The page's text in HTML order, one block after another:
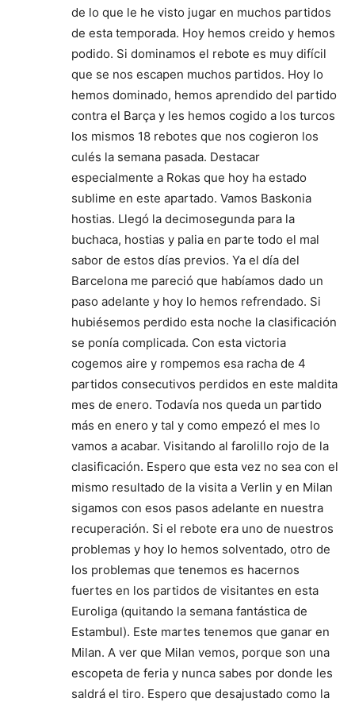
de lo que le he visto jugar en muchos partidos
de esta temporada. Hoy hemos creido y hemos
podido. Si dominamos el rebote es muy difícil
que se nos escapen muchos partidos. Hoy lo
hemos dominado, hemos aprendido del partido
contra el Barça y les hemos cogido a los turcos
los mismos 18 rebotes que nos cogieron los
culés la semana pasada. Destacar
especialmente a Rokas que hoy ha estado
sublime en este apartado. Vamos Baskonia
hostias. Llegó la decimosegunda para la
buchaca, hostias y palia en parte todo el mal
sabor de estos días previos. Ya el día del
Barcelona me pareció que habíamos dado un
paso adelante y hoy lo hemos refrendado. Si
hubiésemos perdido esta noche la clasificación
se ponía complicada. Con esta victoria
cogemos aire y rompemos esa racha de 4
partidos consecutivos perdidos en este maldita
mes de enero. Todavía nos queda un partido
más en enero y tal y como empezó el mes lo
vamos a acabar. Visitando al farolillo rojo de la
clasificación. Espero que esta vez no sea con el
mismo resultado de la visita a Verlin y en Milan
sigamos con esos pasos adelante en nuestra
recuperación. Si el rebote era uno de nuestros
problemas y hoy lo hemos solventado, otro de
los problemas que tenemos es hacernos
fuertes en los partidos de visitantes en esta
Euroliga (quitando la semana fantástica de
Estambul). Este martes tenemos que ganar en
Milan. A ver que Milan vemos, porque son una
escopeta de feria y nunca sabes por donde les
saldrá el tiro. Espero que desajustado como la